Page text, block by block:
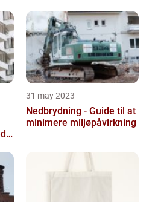
31 may 2023
Nedbrydning - Guide til at
minimere miljøpåvirkning